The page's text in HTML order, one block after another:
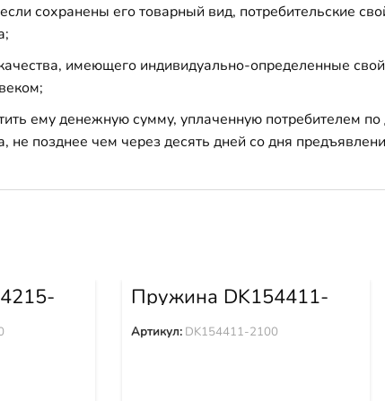
сохранены его товарный вид, потребительские
имеющего индивидуально-определенные
ему денежную сумму, уплаченную потребителем
не позднее чем через десять дней со дня
Пружина DK154411-
2100
Артикул: DK154411-2100